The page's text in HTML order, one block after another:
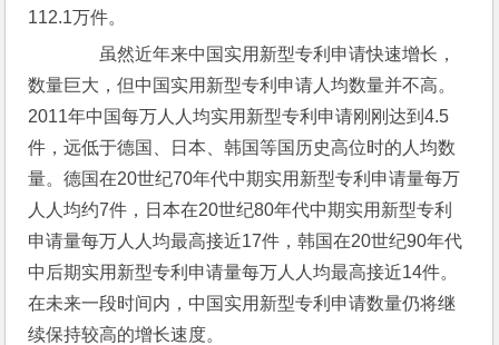
112.1万件。
虽然近年来中国实用新型专利申请快速增长，
数量巨大，但中国实用新型专利申请人均数量并不高。
2011年中国每万人人均实用新型专利申请刚刚达到4.5
件，远低于德国、日本、韩国等国历史高位时的人均数
量。德国在20世纪70年代中期实用新型专利申请量每万
人人均约7件，日本在20世纪80年代中期实用新型专利
申请量每万人人均最高接近17件，韩国在20世纪90年代
中后期实用新型专利申请量每万人人均最高接近14件。
在未来一段时间内，中国实用新型专利申请数量仍将继
续保持较高的增长速度。